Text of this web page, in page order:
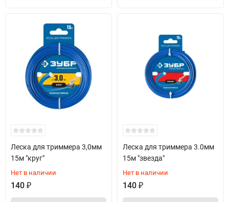
Леска для триммера 3,0мм
15м "круг"
Нет в наличии
140 ₽
Леска для триммера 3.0мм
15м "звезда"
Нет в наличии
140 ₽